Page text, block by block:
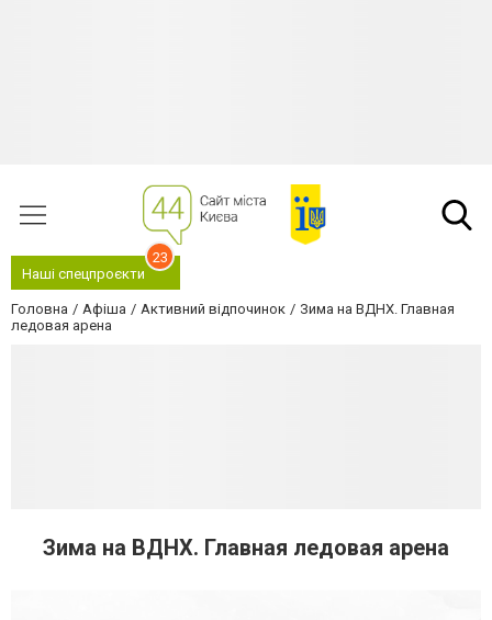
Наші спецпроєкти
23
Головна Афіша Активний відпочинок
Зима на ВДНХ. Главная
ледовая арена
Зима на ВДНХ. Главная ледовая арена